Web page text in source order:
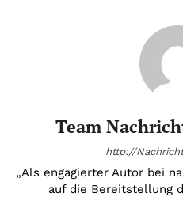
Team
http://
„Als engagierter Autor bei
auf die Bereitstellung